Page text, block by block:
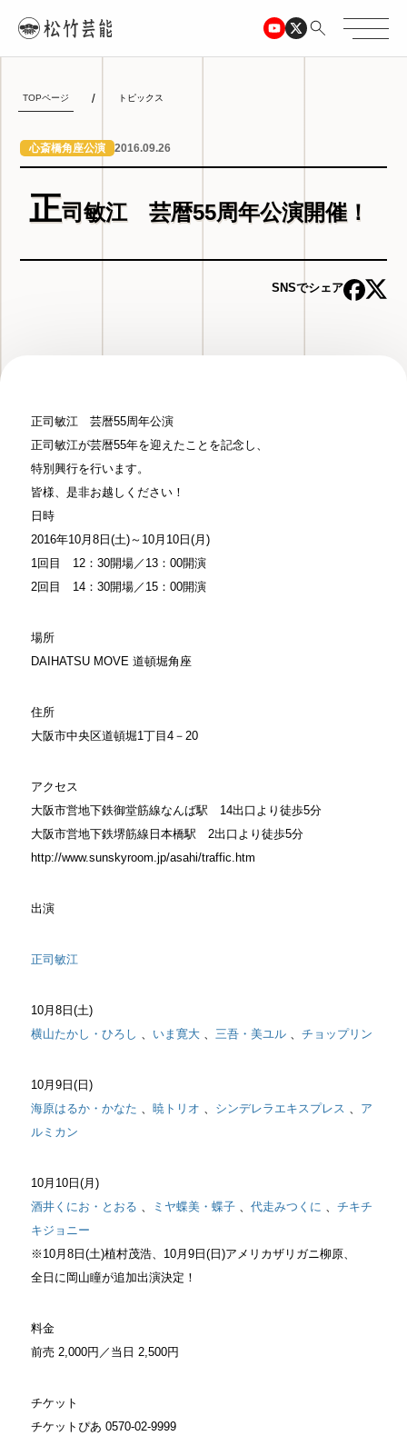
TOPページ トピックス
心斎橋角座公演 2016.09.26
正司敏江 芸暦55周年公演開催！
SNSでシェア
正司敏江 芸暦55周年公演
正司敏江が芸暦55年を迎えたことを記念し、
特別興行を行います。
皆様、是非お越しください！
日時
2016年10月8日(土)～10月10日(月)
1回目 12：30開場／13：00開演
2回目 14：30開場／15：00開演
場所
DAIHATSU MOVE 道頓堀角座
住所
大阪市中央区道頓堀1丁目4－20
アクセス
大阪市営地下鉄御堂筋線なんば駅 14出口より徒歩5分
大阪市営地下鉄堺筋線日本橋駅 2出口より徒歩5分
http://www.sunskyroom.jp/asahi/traffic.htm
出演
正司敏江
10月8日(土)
横山たかし・ひろし 、 いま寛大、 三吾・美ユル、 チョップリン
10月9日(日)
海原はるか・かなた 、 暁トリオ 、 シンデレラエキスプレス 、 ア
ルミカン
10月10日(月)
酒井くにお・とおる 、 ミヤ蝶美・蝶子、 代走みつくに 、 チキチ
キジョニー
※10月8日(土)植村茂浩、10月9日(日)アメリカザリガニ柳原、
全日に岡山瞳が追加出演決定！
料金
前売 2,000円／当日 2,500円
チケット
チケットぴあ 0570-02-9999